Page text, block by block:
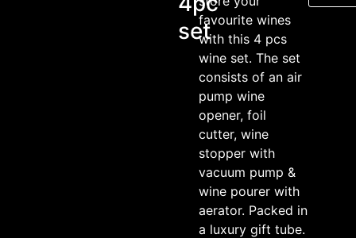
setfavourite wines
with this 4 pcs
wine set. The set
consists of an air
pump wine
opener, foil
cutter, wine
stopper with
vacuum pump &
wine pourer with
aerator. Packed in
a luxury gift tube.